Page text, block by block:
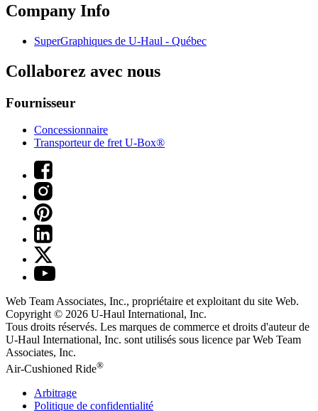
Company Info
SuperGraphiques de U-Haul - Québec
Collaborez avec nous
Fournisseur
Concessionnaire
Transporteur de fret U-Box®
Web Team Associates, Inc., propriétaire et exploitant du site Web.
Copyright © 2026 U-Haul International, Inc.
Tous droits réservés. Les marques de commerce et droits d'auteur de
U-Haul International, Inc. sont utilisés sous licence par Web Team
Associates, Inc.
Air-Cushioned Ride®
Arbitrage
Politique de confidentialité